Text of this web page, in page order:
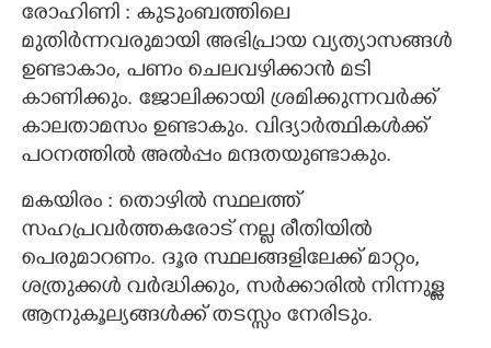
രോഹിണി : കുടുംബത്തിലെ
മുതിർന്നവരുമായി അഭിപ്രായ വ്യത്യാസങ്ങൾ
ഉണ്ടാകാം, പണം ചെലവഴിക്കാൻ മടി
കാണിക്കും. ജോലിക്കായി ശ്രമിക്കുന്നവർക്ക്
കാലതാമസം ഉണ്ടാകും. വിദ്യാർത്ഥികൾക്ക്
പഠനത്തിൽ അൽപ്പം മന്ദതയുണ്ടാകും.
മകയിരം : തൊഴിൽ സ്ഥലത്ത്
സഹപ്രവർത്തകരോട് നല്ല രീതിയിൽ
പെരുമാറണം. ദൂര സ്ഥലങ്ങളിലേക്ക് മാറ്റം,
ശത്രുക്കൾ വർദ്ധിക്കും, സർക്കാരിൽ നിന്നുള്ള
ആനുകൂല്യങ്ങൾക്ക് തടസ്സം നേരിടും.